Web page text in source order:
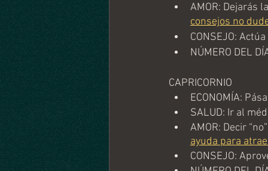
AMOR: Dejarás
consejos no
CONSEJO:
NÚMERO DEL
CAPRICORNIO
ECONOMÍA:
SALUD: Ir al
AMOR: Decir
ayuda para
CONSEJO: